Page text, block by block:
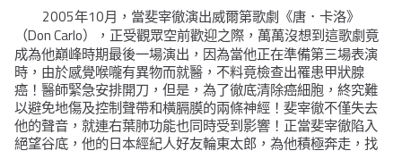
2005年10月，當斐宰徹演出威爾第歌劇《唐．卡洛》
（Don Carlo），正受觀眾空前歡迎之際，萬萬沒想到這歌劇竟
成為他巔峰時期最後一場演出，因為當他正在準備第三場表演
時，由於感覺喉嚨有異物而就醫，不料竟檢查出罹患甲狀腺
癌！醫師緊急安排開刀，但是，為了徹底清除癌細胞，終究難
以避免地傷及控制聲帶和橫膈膜的兩條神經！斐宰徹不僅失去
他的聲音，就連右葉肺功能也同時受到影響！正當斐宰徹陷入
絕望谷底，他的日本經紀人好友輪東太郎，為他積極奔走，找